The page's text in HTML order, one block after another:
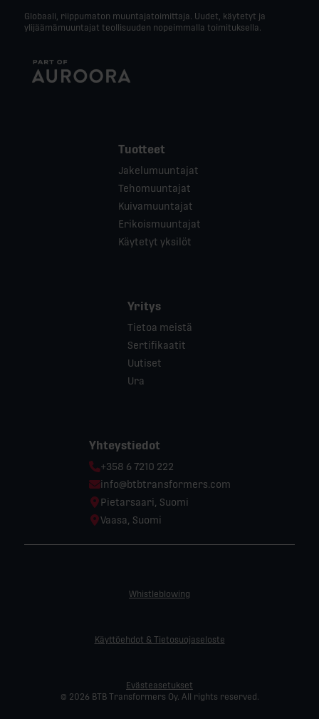
Globaali, riippumaton muuntajatoimittaja. Uudet, käytetyt ja
ylijäämämuuntajat teollisuuden nopeimmalla toimituksella.
Tuotteet
Jakelumuuntajat
Tehomuuntajat
Kuivamuuntajat
Erikoismuuntajat
Käytetyt yksilöt
Yritys
Tietoa meistä
Sertifikaatit
Uutiset
Ura
Yhteystiedot
Phone:
+358 6 7210 222
Email:
info@btbtransformers.com
Location:
Pietarsaari, Suomi
Location:
Vaasa, Suomi
© 2026 BTB Transformers Oy. All rights reserved.
Whistleblowing
Käyttöehdot & Tietosuojaseloste
Evästeasetukset